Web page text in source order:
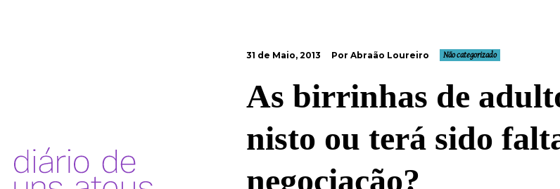
31 de Maio, 2013 Por Abraão Loureiro Não categorizado
As birrinhas de
nisto ou terá sido
negociação?